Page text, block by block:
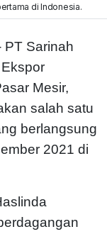
di Indonesia.
PT Sarinah
Mesir,
salah satu
berlangsung
2021 di